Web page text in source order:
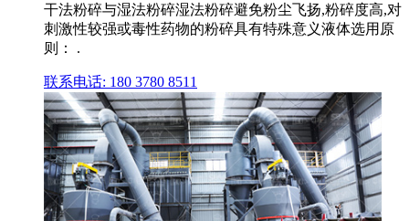
干法粉碎与湿法粉碎湿法粉碎避免粉尘飞扬,粉碎度高,对
刺激性较强或毒性药物的粉碎具有特殊意义液体选用原
则： .
联系电话: 180 3780 8511